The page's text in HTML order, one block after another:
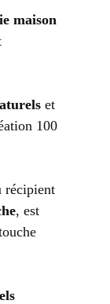
maison
et
100
récipient
, est